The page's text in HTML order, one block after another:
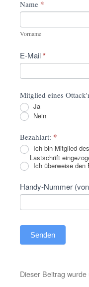
Name *
Vorname
E-Mail*
Mitglied eines
Ja
Nein
Bezahlart: *
Ich bin Mitglied
Lastschrift
Ich überweise
Handy-Nummer
Senden
Dieser Beitrag wurde